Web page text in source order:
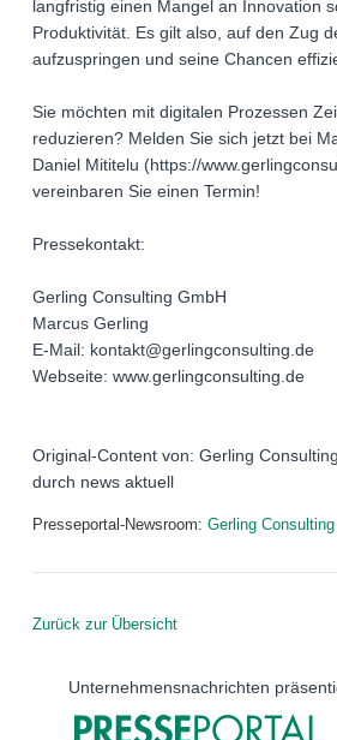
langfristig einen Mangel an Innovation
Produktivität. Es gilt also, auf den Zug
aufzuspringen und seine Chancen
Sie möchten mit digitalen Prozessen
reduzieren? Melden Sie sich jetzt bei
Daniel Mititelu (https://
vereinbaren Sie einen Termin!
Pressekontakt:
Gerling Consulting GmbH
Marcus Gerling
E-Mail: kontakt@gerlingconsulting.de
Webseite: www.gerlingconsulting.de
Original-Content von: Gerling
durch news aktuell
Presseportal-Newsroom: Gerling
Zurück zur Übersicht
Unternehmensnachrichten